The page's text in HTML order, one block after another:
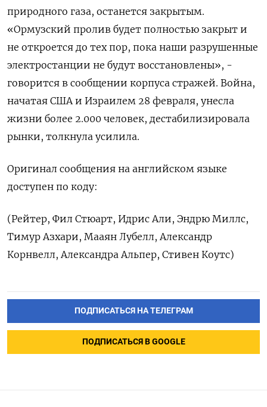
природного газа, останется закрытым.
«Ормузский пролив будет полностью закрыт и
не откроется до ​тех пор, пока наши разрушенные
⁠электростанции не будут восстановлены», -
говорится в сообщении корпуса стражей. Война,
начатая США и Израилем 28 ‌февраля, унесла
жизни более 2.000 человек, дестабилизировала
рынки, толкнула ‌усилила.
Оригинал сообщения на английском языке
доступен по коду:
(Рейтер, Фил Стюарт, ​Идрис Али, Эндрю Миллс,
Тимур Азхари, Мааян Лубелл, ‌Александр
Корнвелл, Александра Альпер, Стивен Коутс)
ПОДПИСАТЬСЯ НА ТЕЛЕГРАМ
ПОДПИСАТЬСЯ В GOOGLE